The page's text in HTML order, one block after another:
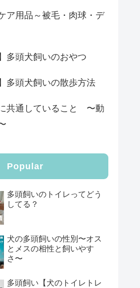
ア用品～被毛・肉球・デ
多頭犬飼いのおやつ
多頭犬飼いの散歩方法
共通していること 〜動
Popular
多頭飼いのトイレってどう
してる？
犬の多頭飼いの性別〜オス
とメスの相性と飼いやす
さ〜
多頭飼い【犬のトイレトレ